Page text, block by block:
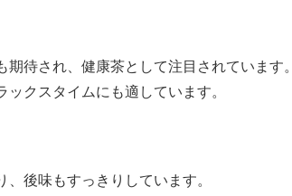
待され、健康茶として注目されています。
クスタイムにも適しています。
後味もすっきりしています。